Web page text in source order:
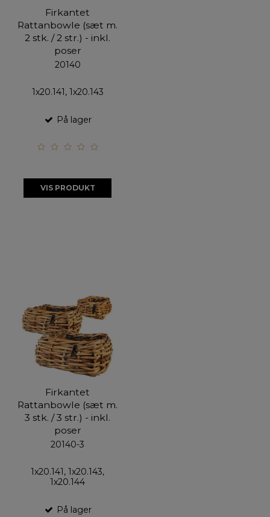
Firkantet
Rattanbowle (sæt m.
2 stk. / 2 str.) - inkl.
poser
20140
1x20.141, 1x20.143
På lager
VIS PRODUKT
Firkantet
Rattanbowle (sæt m.
3 stk. / 3 str.) - inkl.
poser
20140-3
1x20.141, 1x20.143,
1x20.144
På lager